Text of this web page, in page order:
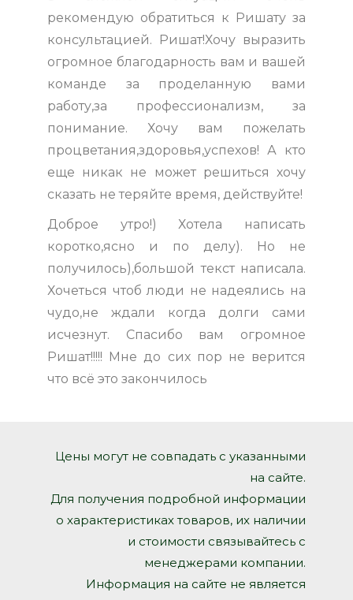
рекомендую обратиться к Ришату за
консультацией. Ришат!Хочу выразить
огромное благодарность вам и вашей
команде за проделанную вами
работу,за профессионализм, за
понимание. Хочу вам пожелать
процветания,здоровья,успехов! А кто
еще никак не может решиться хочу
сказать не теряйте время, действуйте!
Доброе утро!) Хотела написать
коротко,ясно и по делу). Но не
получилось),большой текст написала.
Хочеться чтоб люди не надеялись на
чудо,не ждали когда долги сами
исчезнут. Спасибо вам огромное
Ришат!!!!! Мне до сих пор не верится
что всё это закончилось
Цены могут не совпадать с указанными
на сайте.
Для получения подробной информации
о характеристиках товаров, их наличии
и стоимости связывайтесь с
менеджерами компании.
Информация на сайте не является